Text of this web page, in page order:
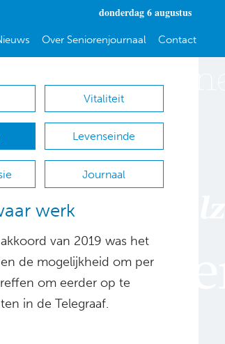
donderdag 6 augustus
Over Seniorenjournaal Contact
Vitaliteit
Levenseinde
Journaal
werk
van 2019 was het
de mogelijkheid om per
om eerder op te
in de Telegraaf.